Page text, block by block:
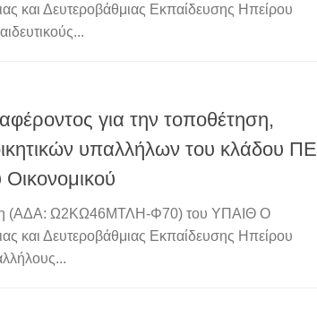
και Δευτεροβάθμιας Εκπαίδευσης Ηπείρου
για την τοποθέτηση,
υπαλλήλων του κλάδου ΠΕ
Οικονομικού
(ΑΔΑ: Ω2ΚΩ46ΜΤΛΗ-Φ70) του ΥΠΑΙΘ Ο
και Δευτεροβάθμιας Εκπαίδευσης Ηπείρου